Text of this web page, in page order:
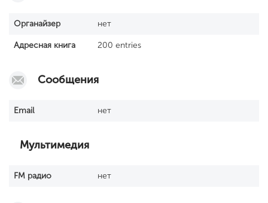
Органайзер нет
Адресная книга 200 entries
Сообщения
Email нет
Мультимедия
FM радио нет